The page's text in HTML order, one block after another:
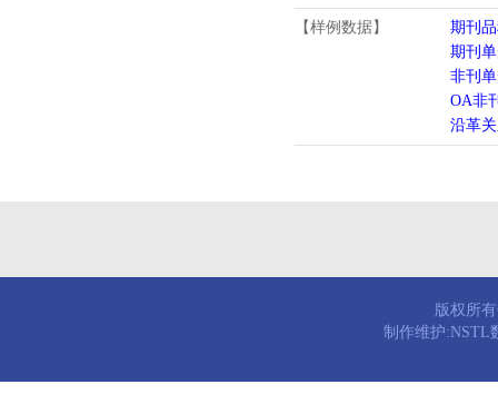
【样例数据】
期刊
期刊
非刊
OA非
沿革
版权所
制作维护:NSTL